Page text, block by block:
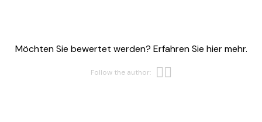
Möchten Sie bewertet werden? Erfahren Sie hier mehr.
Follow the author: Opens new